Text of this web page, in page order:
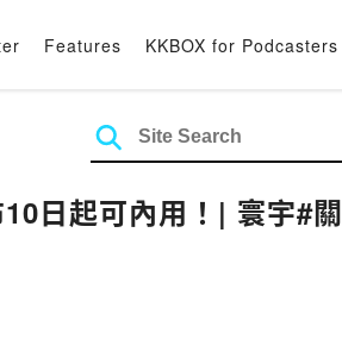
Features KKBOX for Podcasters
日起可內用！| 寰宇#關